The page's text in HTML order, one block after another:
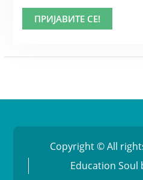
Copyright © All
Education Soul